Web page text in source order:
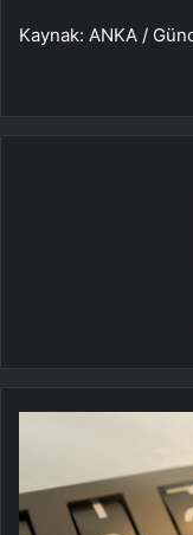
Kaynak: ANKA /